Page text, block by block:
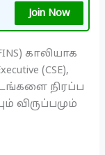
Join Now
காலியாக
(CSE),
நிரப்ப
விருப்பமும்